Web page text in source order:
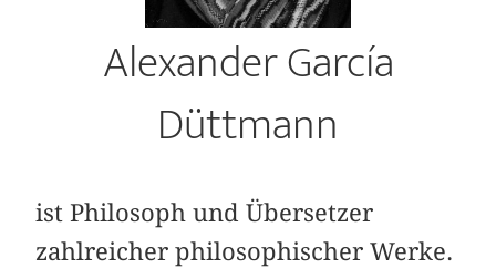
Alexander García
Düttmann
ist Philosoph und Übersetzer
zahlreicher philosophischer Werke.